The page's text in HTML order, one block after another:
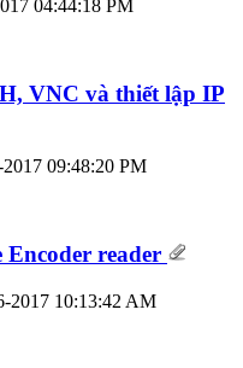
04:44:18 PM
VNC và thiết lập IP
09:48:20 PM
reader
2017 10:13:42 AM